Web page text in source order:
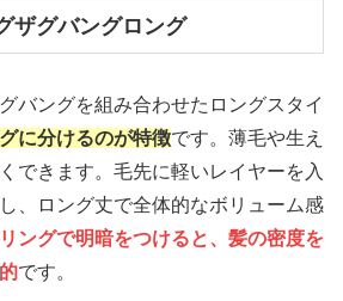
ザグバングロング
バングを組み合わせたロングスタイ
に分けるのが特徴です。薄毛や生え
できます。毛先に軽いレイヤーを入
、ロング丈で全体的なボリューム感
ングで明暗をつけると、髪の密度を
です。